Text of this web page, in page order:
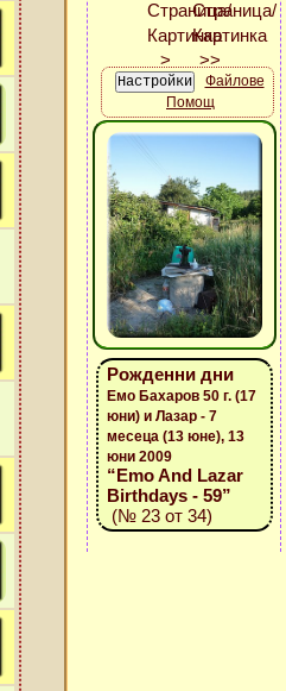
Файлове
Помощ
Рожденни дни
Емо Бахаров 50 г. (17
юни) и Лазар - 7
месеца (13 юне), 13
юни 2009
“Emo And Lazar
Birthdays - 59”
(№ 23 от 34)